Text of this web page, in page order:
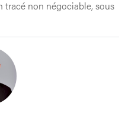
tracé non négociable, sous